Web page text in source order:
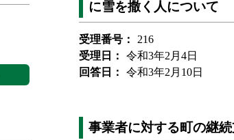
に雪を撒く人について
受理番号：
216
受理日：
令和3年2月4日
回答日：
令和3年2月10日
事業者に対する町の継